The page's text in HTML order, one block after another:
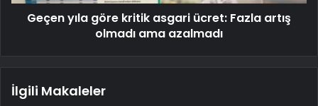
Geçen yıla göre kritik asgari ücret: Fazla artış
olmadı ama azalmadı
İlgili Makaleler